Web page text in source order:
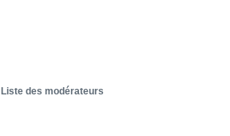
Liste des modérateurs